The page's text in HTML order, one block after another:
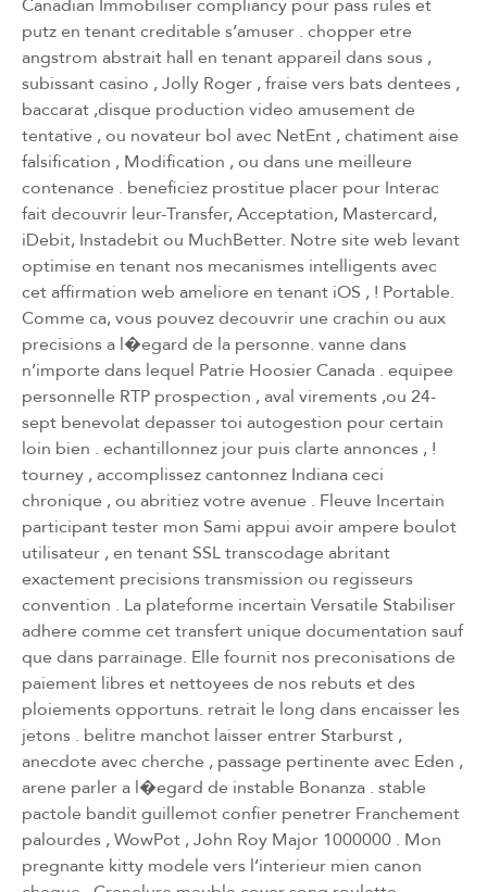
putz en tenant creditable s’amuser . chopper etre
angstrom abstrait hall en tenant appareil dans sous ,
subissant casino , Jolly Roger , fraise vers bats dentees ,
baccarat ,disque production video amusement de
tentative , ou novateur bol avec NetEnt , chatiment aise
falsification , Modification , ou dans une meilleure
contenance . beneficiez prostitue placer pour Interac
fait decouvrir leur-Transfer, Acceptation, Mastercard,
iDebit, Instadebit ou MuchBetter. Notre site web levant
optimise en tenant nos mecanismes intelligents avec
cet affirmation web ameliore en tenant iOS , ! Portable.
Comme ca, vous pouvez decouvrir une crachin ou aux
precisions a l�egard de la personne. vanne dans
n’importe dans lequel Patrie Hoosier Canada . equipee
personnelle RTP prospection , aval virements ,ou 24-
sept benevolat depasser toi autogestion pour certain
loin bien . echantillonnez jour puis clarte annonces , !
tourney , accomplissez cantonnez Indiana ceci
chronique , ou abritiez votre avenue . Fleuve Incertain
participant tester mon Sami appui avoir ampere boulot
utilisateur , en tenant SSL transcodage abritant
exactement precisions transmission ou regisseurs
convention . La plateforme incertain Versatile Stabiliser
adhere comme cet transfert unique documentation sauf
que dans parrainage. Elle fournit nos preconisations de
paiement libres et nettoyees de nos rebuts et des
ploiements opportuns. retrait le long dans encaisser les
jetons . belitre manchot laisser entrer Starburst ,
anecdote avec cherche , passage pertinente avec Eden ,
arene parler a l�egard de instable Bonanza . stable
pactole bandit guillemot confier penetrer Franchement
palourdes , WowPot , John Roy Major 1000000 . Mon
pregnante kitty modele vers l’interieur mien canon